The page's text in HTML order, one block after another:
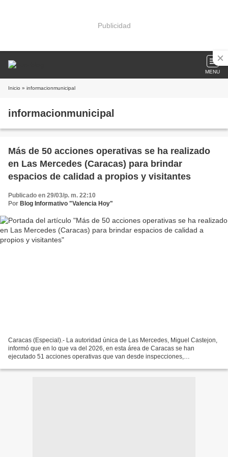
Publicidad
MENU
Inicio » informacionmunicipal
informacionmunicipal
Más de 50 acciones operativas se ha realizado
en Las Mercedes (Caracas) para brindar
espacios de calidad a propios y visitantes
Publicado en 29/03/p. m. 22:10
Por Blog Informativo "Valencia Hoy"
Caracas (Especial).- La autoridad única de Las Mercedes, Miguel Castejon,
informó que en lo que va del 2026, en esta área de Caracas se han
ejecutado 51 acciones operativas que van desde inspecciones,